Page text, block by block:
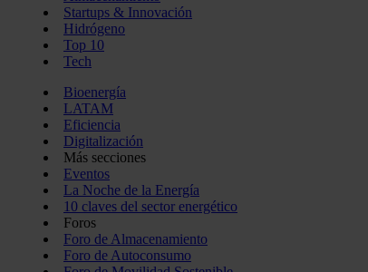
Startups & Innovación
Hidrógeno
Top 10
Tech
Bioenergía
LATAM
Eficiencia
Digitalización
Más secciones
Eventos
La Noche de la Energía
10 claves del sector energético
Foros
Foro de Almacenamiento
Foro de Autoconsumo